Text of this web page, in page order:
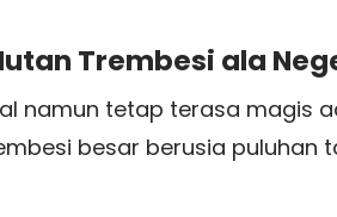
Trembesi ala
namun tetap terasa magis
besar berusia puluhan